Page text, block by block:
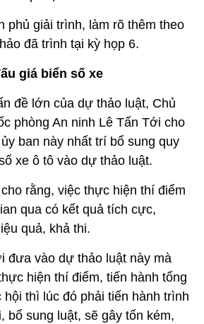
phủ giải trình, làm rõ thêm theo
đã trình tại kỳ họp 6.
giá biển số xe
đề lớn của dự thảo luật, Chủ
phòng An ninh Lê Tấn Tới cho
ban này nhất trí bổ sung quy
xe ô tô vào dự thảo luật.
rằng, việc thực hiện thí điểm
qua có kết quả tích cực,
quả, khả thi.
đưa vào dự thảo luật này mà
hiện thí điểm, tiến hành tổng
hội thì lúc đó phải tiến hành trình
bổ sung luật, sẽ gây tốn kém,